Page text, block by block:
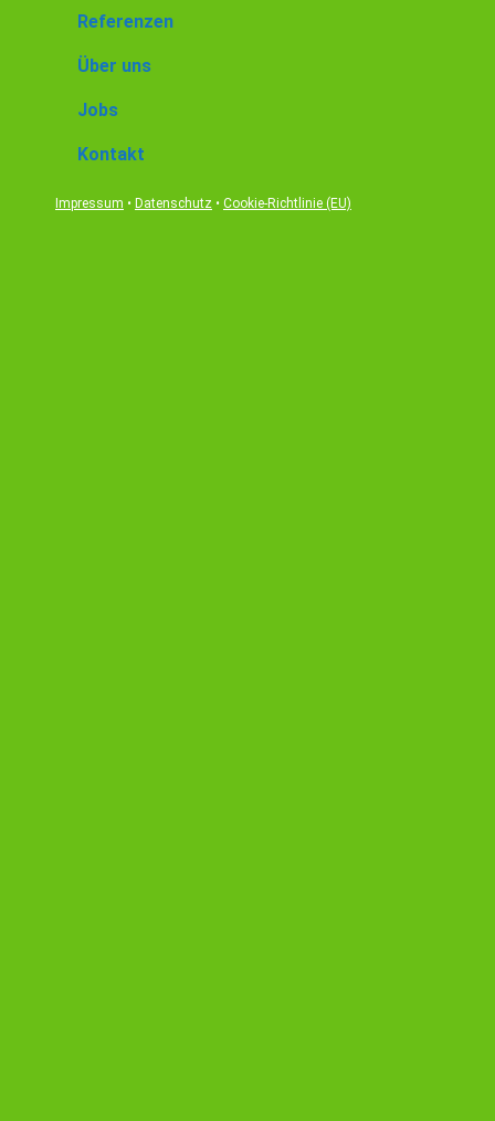
Referenzen
Über uns
Jobs
Kontakt
Impressum • Datenschutz • Cookie-Richtlinie (EU)